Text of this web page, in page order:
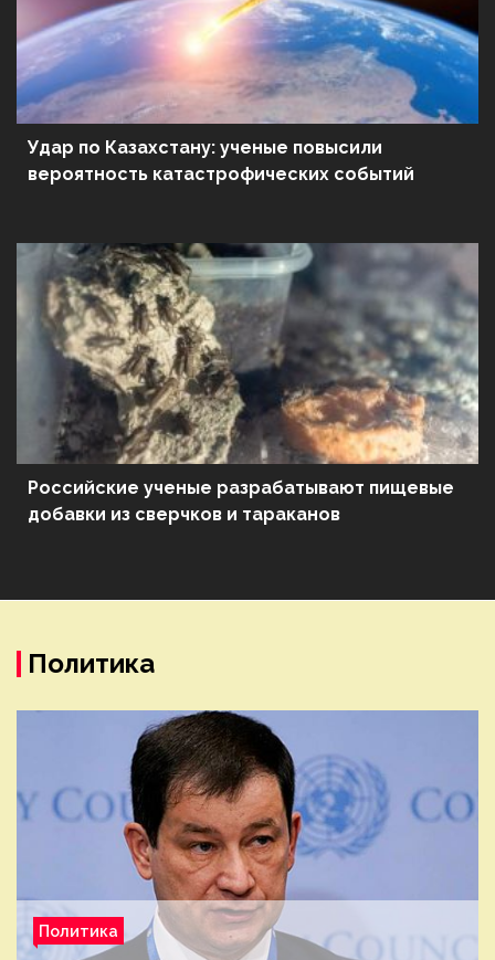
Удар по Казахстану: ученые повысили
вероятность катастрофических событий
Российские ученые разрабатывают пищевые
добавки из сверчков и тараканов
Политика
Политика